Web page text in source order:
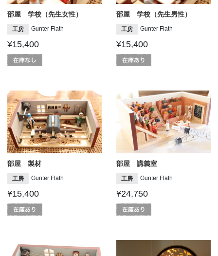
部屋 学校（先生女性）
工房 Gunter Flath
¥15,400
部屋 学校（先生男性）
工房 Gunter Flath
¥15,400
部屋 製材
工房 Gunter Flath
¥15,400
部屋 講義室
工房 Gunter Flath
¥24,750